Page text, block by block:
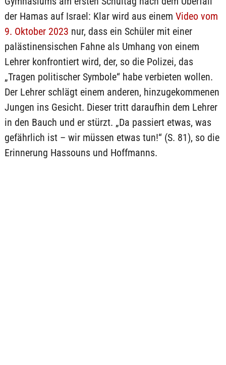
der Hamas auf Israel: Klar wird aus einem Video vom
9. Oktober 2023 nur, dass ein Schüler mit einer
palästinensischen Fahne als Umhang von einem
Lehrer konfrontiert wird, der, so die Polizei, das
„Tragen politischer Symbole“ habe verbieten wollen.
Der Lehrer schlägt einem anderen, hinzugekommenen
Jungen ins Gesicht. Dieser tritt daraufhin dem Lehrer
in den Bauch und er stürzt. „Da passiert etwas, was
gefährlich ist – wir müssen etwas tun!“ (S. 81), so die
Erinnerung Hassouns und Hoffmanns.